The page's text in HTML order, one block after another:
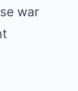
war